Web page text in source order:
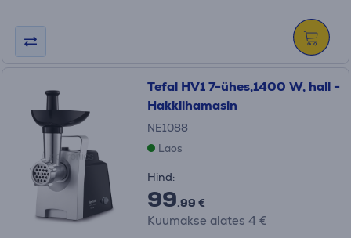
Tefal HV1 7-ühes,1400 W, hall -
Hakklihamasin
NE1088
Laos
Hind:
99.99 €
Kuumakse alates 4 €